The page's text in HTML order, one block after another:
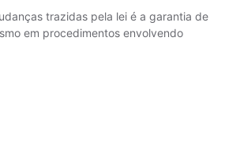
trazidas pela lei é a garantia de
em procedimentos envolvendo